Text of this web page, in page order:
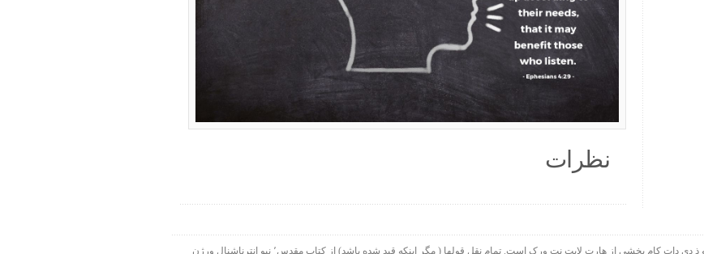
نظرات
۱۹۹۸-۲۰۱۵ شرکت الحاقی هارت لایت. ورس آو ذ دی دات کام بخشی از هارت لایت نت ورک است. تمام نقل قولها ( مگر اینکه قید شده باشد) از کتاب مقدس٬ نیو انترناشنال ورژن